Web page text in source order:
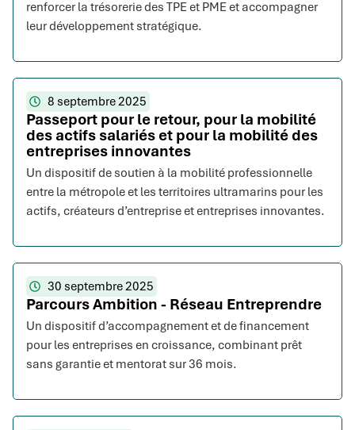
renforcer la trésorerie des TPE et PME et accompagner
leur développement stratégique.
8 septembre 2025
Passeport pour le retour, pour la mobilité
des actifs salariés et pour la mobilité des
entreprises innovantes
Un dispositif de soutien à la mobilité professionnelle
entre la métropole et les territoires ultramarins pour les
actifs, créateurs d’entreprise et entreprises innovantes.
30 septembre 2025
Parcours Ambition - Réseau Entreprendre
Un dispositif d’accompagnement et de financement
pour les entreprises en croissance, combinant prêt
sans garantie et mentorat sur 36 mois.